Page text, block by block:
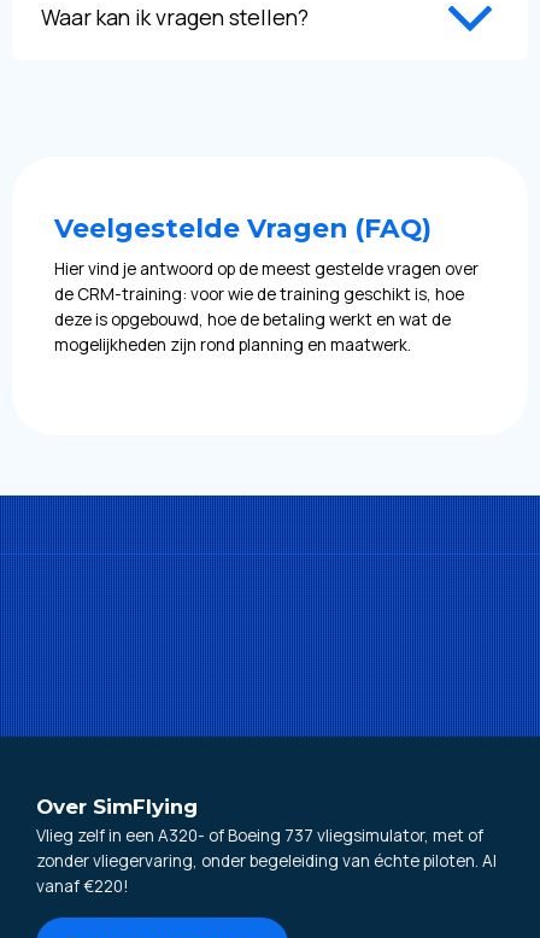
Waar kan ik vragen stellen?
Veelgestelde Vragen (FAQ)
Hier vind je antwoord op de meest gestelde vragen over
de CRM-training: voor wie de training geschikt is, hoe
deze is opgebouwd, hoe de betaling werkt en wat de
mogelijkheden zijn rond planning en maatwerk.
Over SimFlying
Vlieg zelf in een A320- of Boeing 737 vliegsimulator, met of
zonder vliegervaring, onder begeleiding van échte piloten. Al
vanaf €220!